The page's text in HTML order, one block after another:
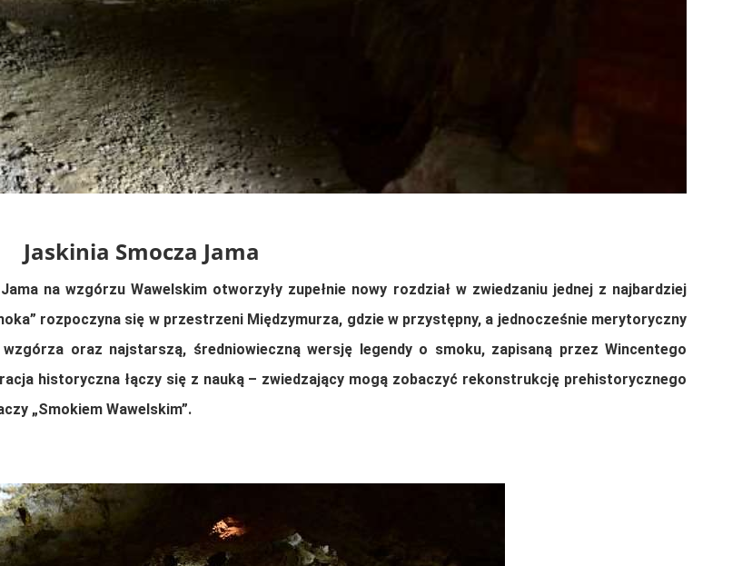
Jaskinia Smocza Jama
na wzgórzuWawelskim otworzyły zupełnie nowy rozdział w zwiedzaniu jednej z najbardziej
rozpoczyna się w przestrzeni Międzymurza, gdzie w przystępny, a jednocześnie merytoryczny
oraz najstarszą, średniowieczną wersję legendy o smoku, zapisaną przez Wincentego
historyczna łączy się z nauką – zwiedzający mogą zobaczyć rekonstrukcję prehistorycznego
„Smokiem Wawelskim”.